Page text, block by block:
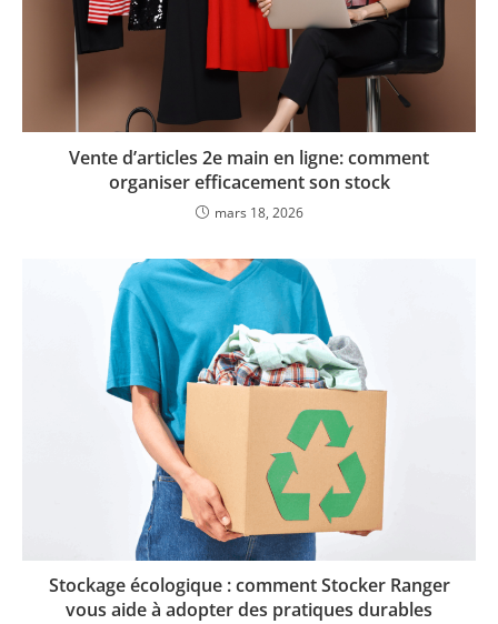
Vente d’articles 2e main en ligne: comment
organiser efficacement son stock
mars 18, 2026
Stockage écologique : comment Stocker Ranger
vous aide à adopter des pratiques durables